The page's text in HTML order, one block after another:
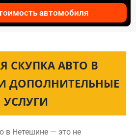
автомобиля
СКУПКА АВТО В
ДОПОЛНИТЕЛЬНЫЕ
УСЛУГИ
в Нетешине — это не